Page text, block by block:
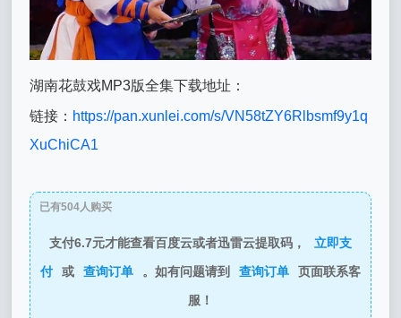
湖南花鼓戏MP3版全集下载地址：
链接： https://pan.xunlei.com/s/VN58tZY6Rlbsmf9y1q
XuChiCA1
已有504人购买
支付6.7元才能查看百度云或者迅雷云提取码，
立即支
付
或 查询订单 。如有问题请到 查询订单
页面联系客
服！